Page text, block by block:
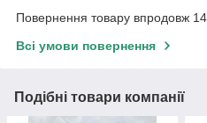
Повернення товару впродовж 14
Всі умови повернення
Подібні товари компанії